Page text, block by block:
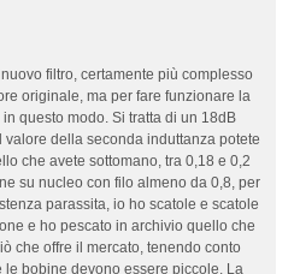
filtro, certamente più complesso
originale, ma per fare funzionare la
questo modo. Si tratta di un 18dB
valore della seconda induttanza potete
che avete sottomano, tra 0,18 e 0,2
su nucleo con filo almeno da 0,8, per
parassita, io ho scatole e scatole
e ho pescato in archivio quello che
che offre il mercato, tenendo conto
le bobine devono essere piccole. La